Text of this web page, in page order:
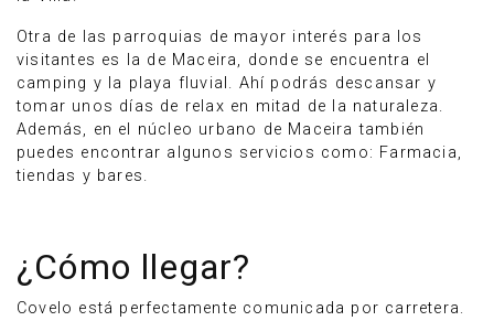
Otra de las parroquias de mayor interés para los
visitantes es la de Maceira, donde se encuentra el
camping y la playa fluvial. Ahí podrás descansar y
tomar unos días de relax en mitad de la naturaleza.
Además, en el núcleo urbano de Maceira también
puedes encontrar algunos servicios como: Farmacia,
tiendas y bares.
¿Cómo llegar?
Covelo está perfectamente comunicada por carretera.